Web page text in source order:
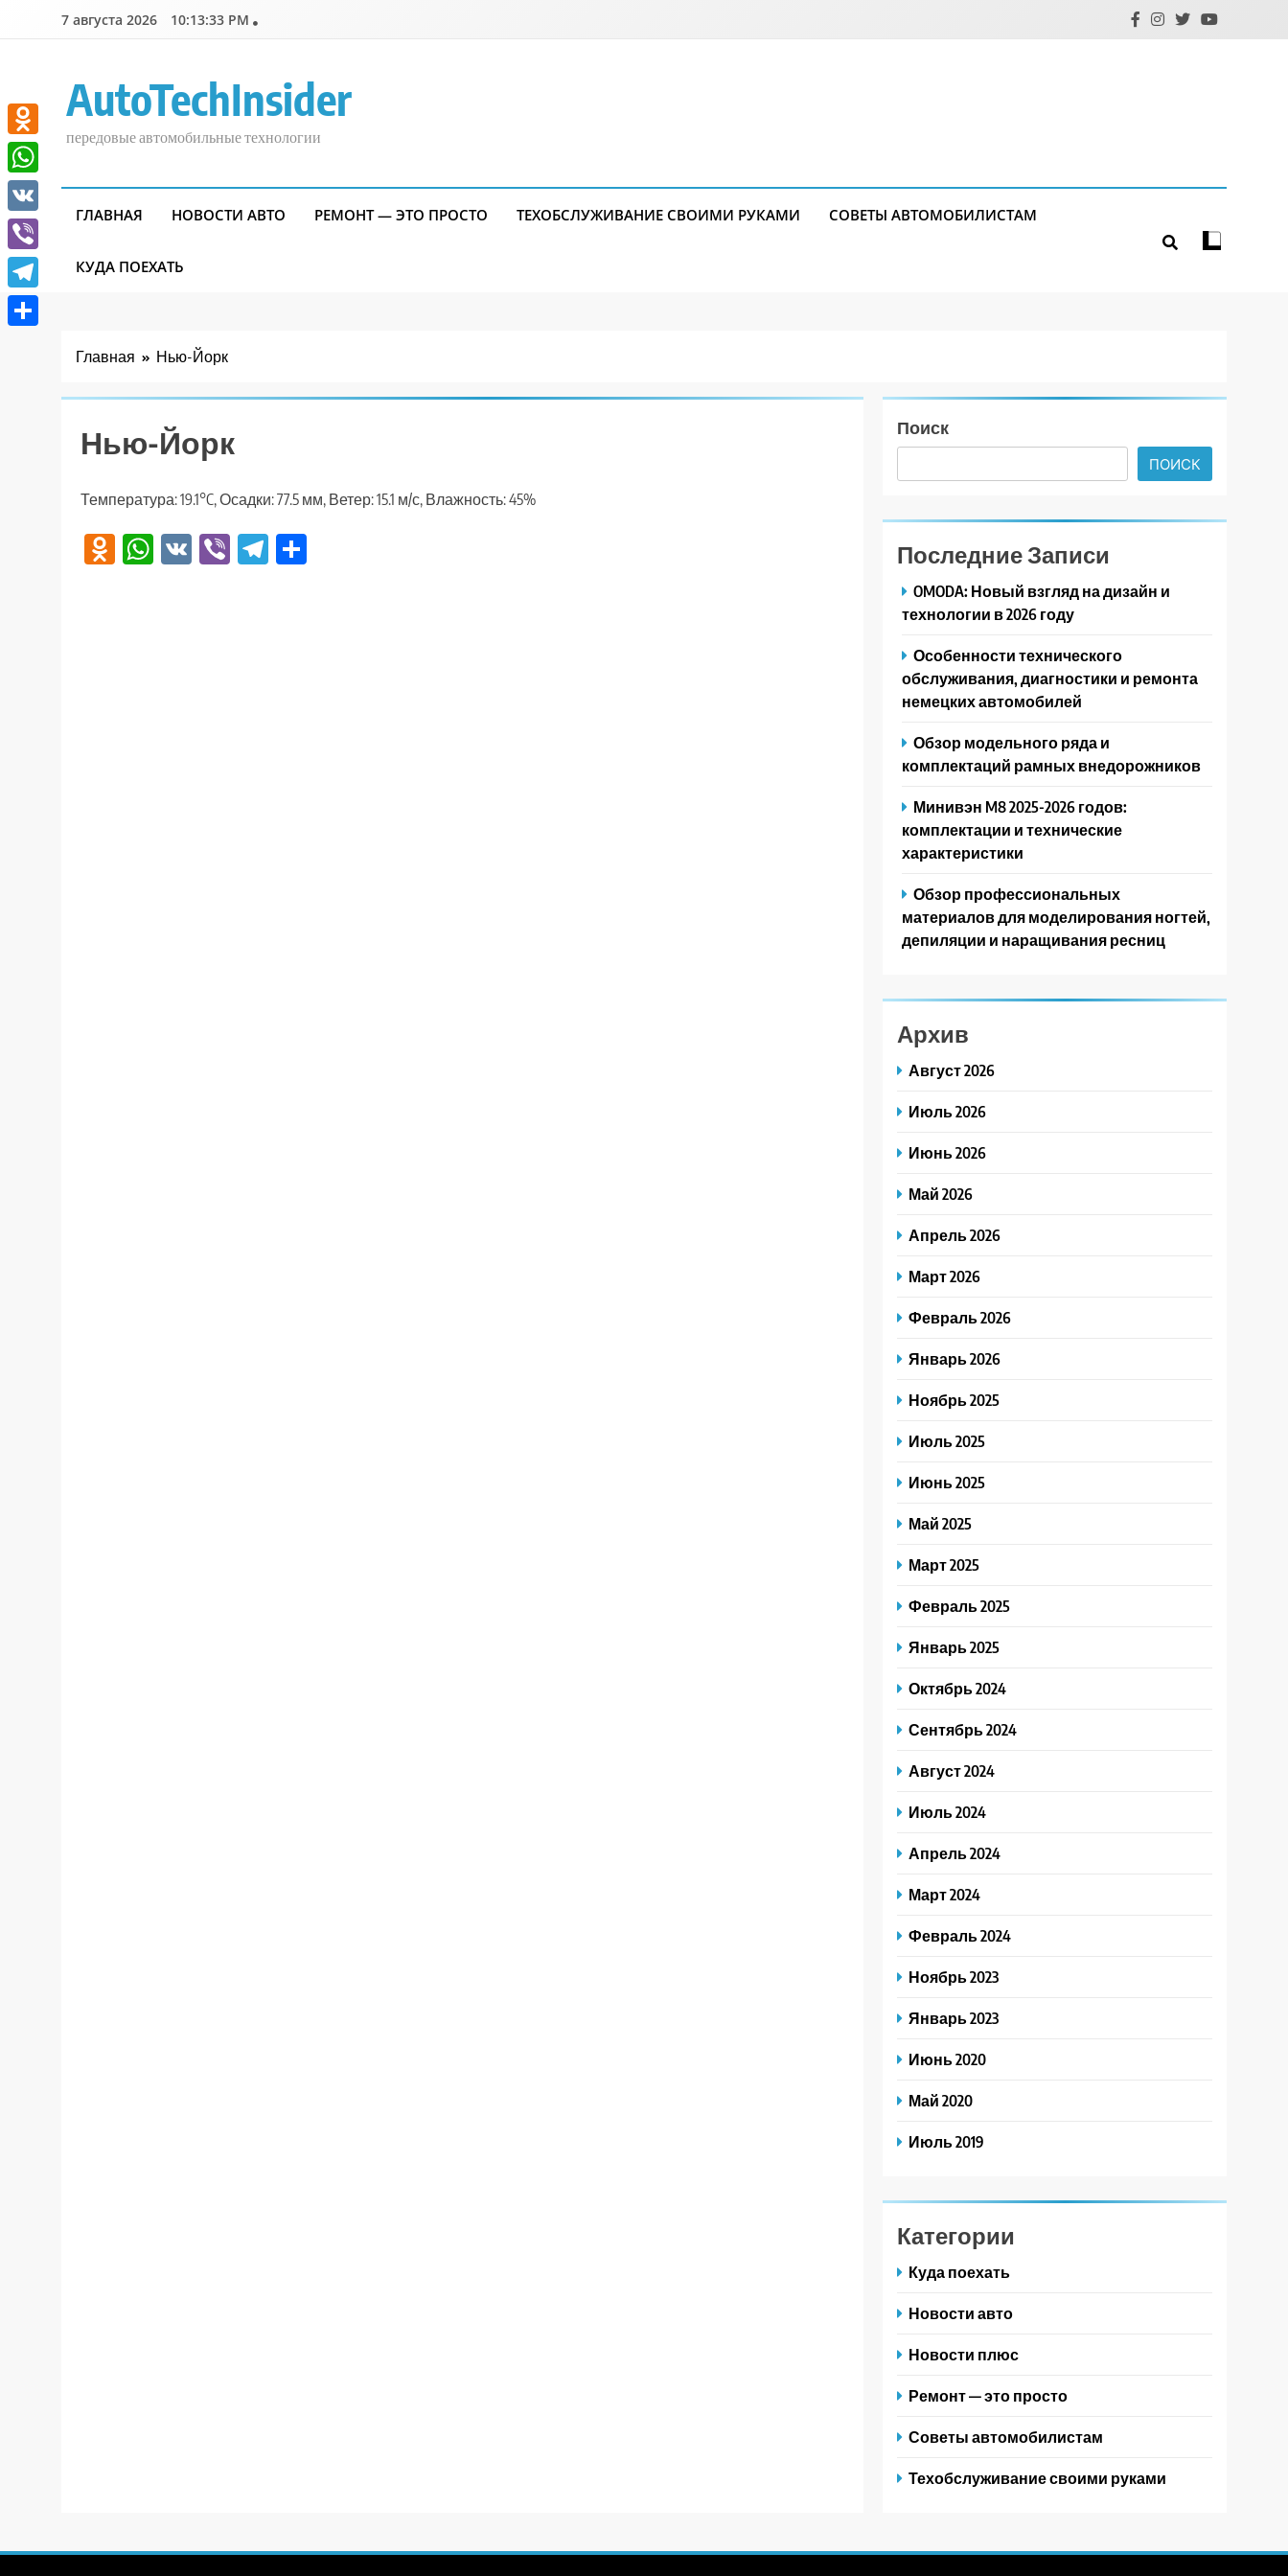
7 августа 2026 10:13:33 PM
AutoTechInsider
передовые автомобильные технологии
ГЛАВНАЯ НОВОСТИ АВТО РЕМОНТ — ЭТО ПРОСТО ТЕХОБСЛУЖИВАНИЕ СВОИМИ РУКАМИ СОВЕТЫ АВТОМОБИЛИСТАМ
КУДА ПОЕХАТЬ
Главная Нью-Йорк
Нью-Йорк
Температура: 19.1°C, Осадки: 77.5 мм, Ветер: 15.1 м/с, Влажность: 45%
Odnoklassniki
WhatsApp
VK ViberTelegram
Поиск
ПОИСК
Последние Записи
OMODA: Новый взгляд на дизайн и
технологии в 2026 году
Особенности технического
обслуживания, диагностики и ремонта
немецких автомобилей
Обзор модельного ряда и
комплектаций рамных внедорожников
Минивэн M8 2025-2026 годов:
комплектации и технические
характеристики
Обзор профессиональных
материалов для моделирования ногтей,
депиляции и наращивания ресниц
Архив
Август 2026
Июль 2026
Июнь 2026
Май 2026
Апрель 2026
Март 2026
Февраль 2026
Январь 2026
Ноябрь 2025
Июль 2025
Июнь 2025
Май 2025
Март 2025
Февраль 2025
Январь 2025
Октябрь 2024
Сентябрь 2024
Август 2024
Июль 2024
Апрель 2024
Март 2024
Февраль 2024
Ноябрь 2023
Январь 2023
Июнь 2020
Май 2020
Июль 2019
Категории
Куда поехать
Новости авто
Новости плюс
Ремонт — это просто
Советы автомобилистам
Техобслуживание своими руками
Odnoklassniki
WhatsApp
VK
Viber
Telegram